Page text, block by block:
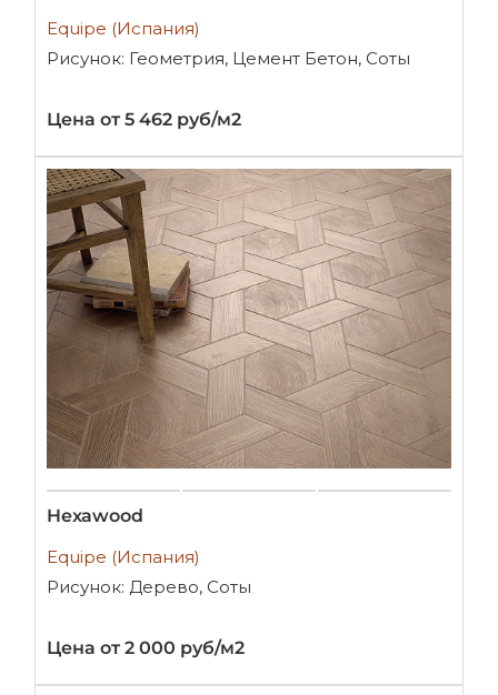
Equipe (Испания)
Рисунок: Геометрия, Цемент Бетон, Соты
Цена от 5 462 руб/м2
Hexawood
Equipe (Испания)
Рисунок: Дерево, Соты
Цена от 2 000 руб/м2